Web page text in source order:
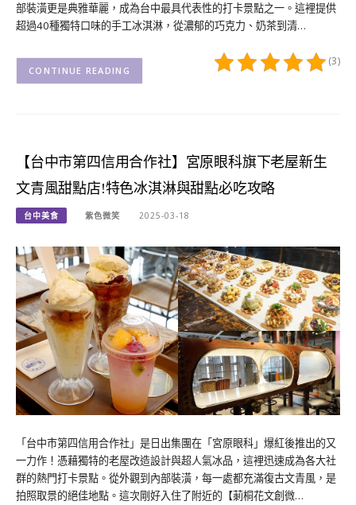
部裝潢更是典雅華麗，成為台中最具代表性的打卡景點之一。這裡提供
超過40種獨特口味的手工冰淇淋，從濃郁的巧克力、奶茶到清…
(3)
CONTINUE READING
【台中市第四信用合作社】宮原眼科旗下老屋新生
文青風甜點店!特色冰淇淋與甜點必吃攻略
台中美食 紫色微笑 2025-03-18
「台中市第四信用合作社」是日出集團在「宮原眼科」爆紅後推出的又
一力作！憑藉獨特的老屋改造設計與超人氣冰品，這裡迅速成為各大社
群的熱門打卡景點。從外觀到內部裝潢，每一處都充滿復古文青風，是
拍照取景的絕佳地點。這次剛好入住了附近的【莿桐花文創微…